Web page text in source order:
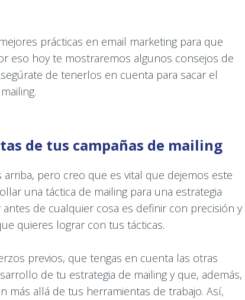
prácticas en email marketing para que
eso hoy te mostraremos algunos consejos de
de tenerlos en cuenta para sacar el
de tus campañas de mailing
pero creo que es vital que dejemos este
una táctica de mailing para una estrategia
de cualquier cosa es definir con precisión y
quieres lograr con tus tácticas.
previos, que tengas en cuenta las otras
de tu estrategia de mailing y que, además,
más allá de tus herramientas de trabajo. Así,